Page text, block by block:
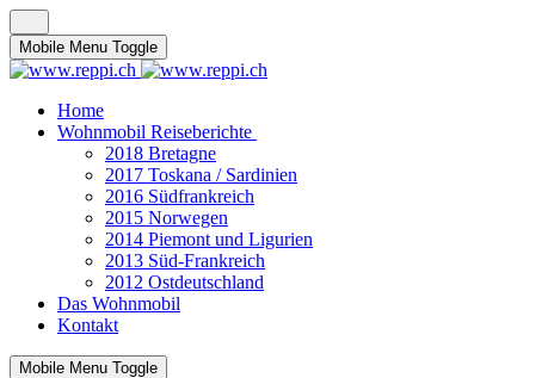
Mobile Menu Toggle
Home
Wohnmobil Reiseberichte
2018 Bretagne
2017 Toskana / Sardinien
2016 Südfrankreich
2015 Norwegen
2014 Piemont und Ligurien
2013 Süd-Frankreich
2012 Ostdeutschland
Das Wohnmobil
Kontakt
Mobile Menu Toggle